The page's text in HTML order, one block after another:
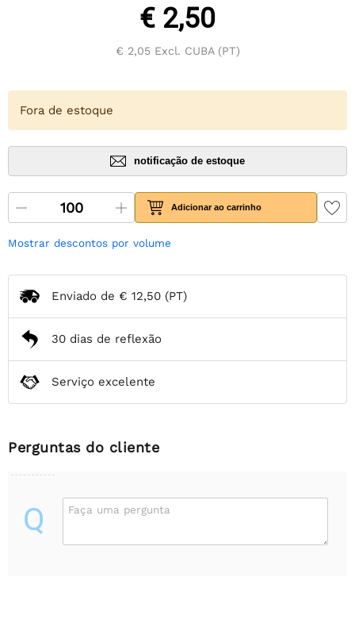
€ 2,50
€ 2,05Excl. CUBA (PT)
Fora de estoque
notificação de estoque
Adicionar ao carrinho
Mostrar descontos por volume
Enviado de € 12,50 (PT)
30 dias de reflexão
Serviço excelente
Perguntas do cliente
Q Faça uma pergunta